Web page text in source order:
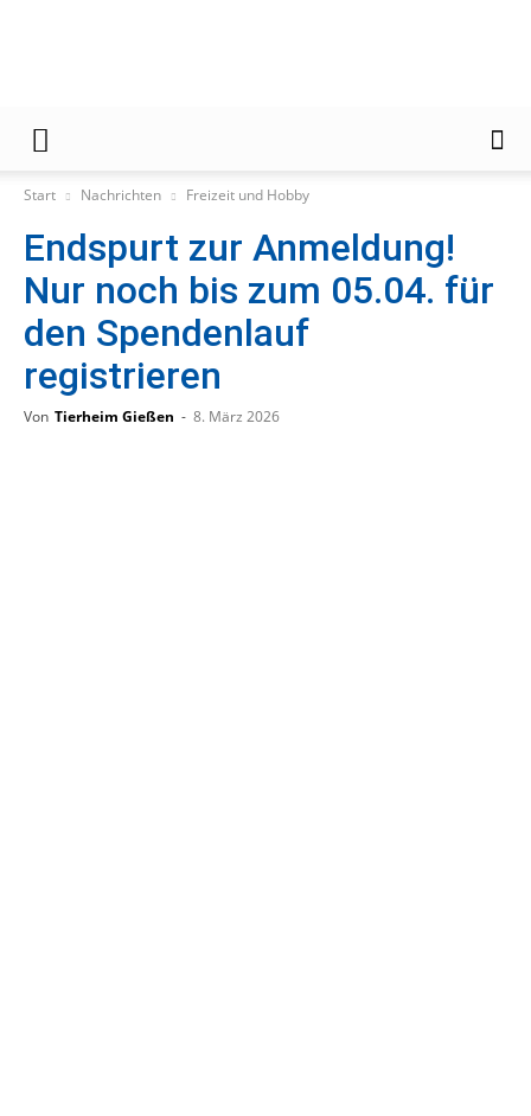
Zeitung
Start Nachrichten Freizeit und Hobby
Endspurt zur Anmeldung!
Nur noch bis zum 05.04. für
den Spendenlauf
registrieren
Von Tierheim Gießen - 8. März 2026